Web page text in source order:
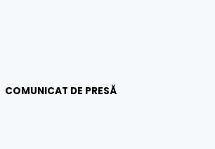
COMUNICAT DE PRESĂ